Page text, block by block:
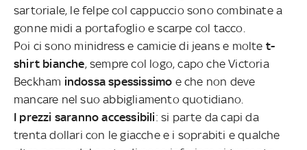
sartoriale, le felpe col cappuccio sono combinate a
gonne midi a portafoglio e scarpe col tacco.
Poi ci sono minidress e camicie di jeans e molte t-
shirt bianche, sempre col logo, capo che Victoria
Beckham indossa spessissimo e che non deve
mancare nel suo abbigliamento quotidiano.
I prezzi saranno accessibili: si parte da capi da
trenta dollari con le giacche e i soprabiti e qualche